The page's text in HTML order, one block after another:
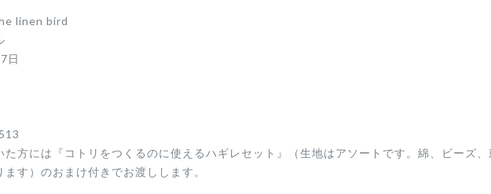
linen bird
日
た方には『コトリをつくるのに使えるハギレセット』（生地はアソートです。綿、ビーズ、
す）のおまけ付きでお渡しします。